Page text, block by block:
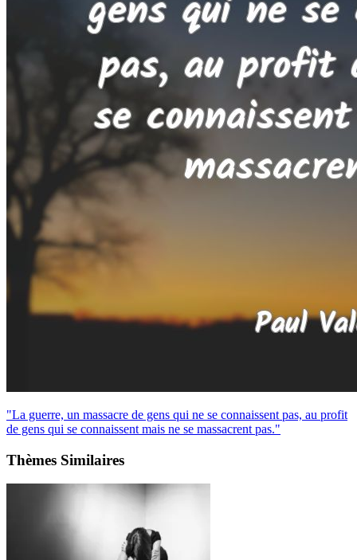
"La guerre, un massacre de gens qui ne se connaissent pas, au profit
de gens qui se connaissent mais ne se massacrent pas."
Thèmes Similaires